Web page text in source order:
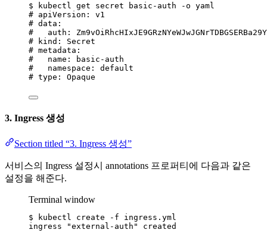
$ kubectl get secret basic-auth -o yaml
# apiVersion: v1
# data:
#   auth:
# kind: Secret
# metadata:
#   name: basic-auth
#   namespace: default
# type: Opaque
3. Ingress 생성
Section titled “3. Ingress 생성”
서비스의 Ingress 설정시 annotations 프로퍼티에 다음과 같은
설정을 해준다.
Terminal window
$ kubectl create -f
ingress.yml
ingress
"external-auth "
created